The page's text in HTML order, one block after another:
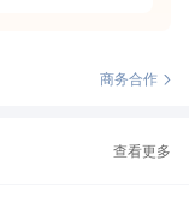
商务合作
查看更多